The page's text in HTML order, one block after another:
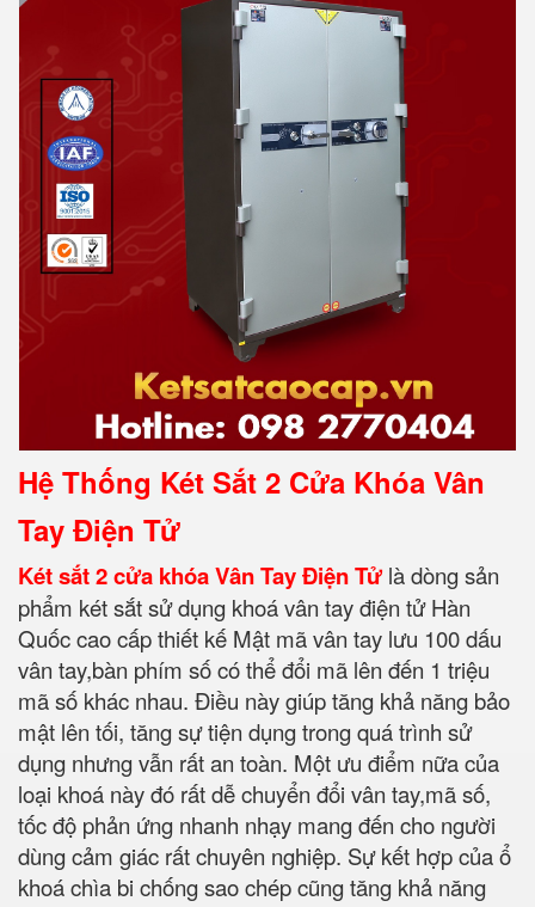
Hệ Thống Két Sắt 2 Cửa Khóa Vân
Tay Điện Tử
Két sắt 2 cửa khóa Vân Tay Điện Tửlà dòng sản
phẩm két sắt sử dụng khoá vân tay điện tử Hàn
Quốc cao cấp thiết kế Mật mã vân tay lưu 100 dấu
vân tay,bàn phím số có thể đổi mã lên đến 1 triệu
mã số khác nhau. Điều này giúp tăng khả năng bảo
mật lên tối, tăng sự tiện dụng trong quá trình sử
dụng nhưng vẫn rất an toàn. Một ưu điểm nữa của
loại khoá này đó rất dễ chuyển đổi vân tay,mã số,
tốc độ phản ứng nhanh nhạy mang đến cho người
dùng cảm giác rất chuyên nghiệp. Sự kết hợp của ổ
khoá chìa bi chống sao chép cũng tăng khả năng